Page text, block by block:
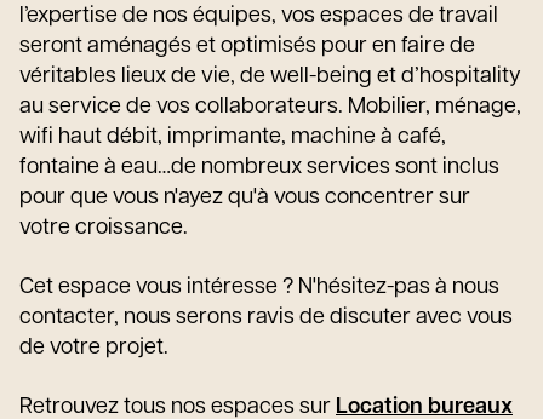
l’expertise de nos équipes, vos espaces de travail
seront aménagés et optimisés pour en faire de
véritables lieux de vie, de well-being et d’hospitality
au service de vos collaborateurs. Mobilier, ménage,
wifi haut débit, imprimante, machine à café,
fontaine à eau…de nombreux services sont inclus
pour que vous n'ayez qu'à vous concentrer sur
votre croissance.
Cet espace vous intéresse ? N'hésitez-pas à nous
contacter, nous serons ravis de discuter avec vous
de votre projet.
Retrouvez tous nos espaces sur Location bureaux